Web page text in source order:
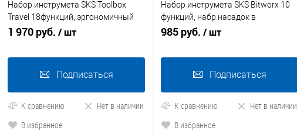
Набор инструмета SKS Toolbox
Travel 18функций, эргономичный
корпус, шестигранники, монтажки,
1 970 руб. / шт
Подписаться
К сравнению
Нет в наличии
В избранное
Набор инструмета SKS Bitworx 10
функций, набр насадок в
комплекте+монтажки
985 руб. / шт
Подписаться
К сравнению
Нет в наличии
В избранное